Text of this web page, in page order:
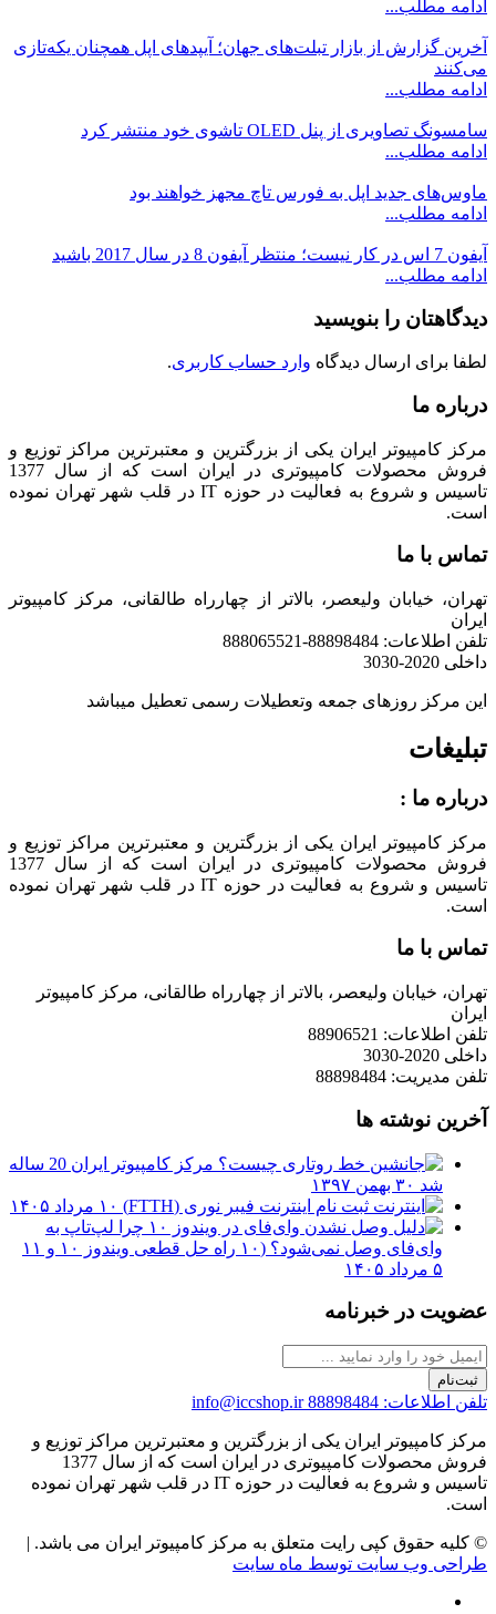
ادامه مطلب...
آخرین گزارش از بازار تبلت‌های جهان؛ آیپدهای اپل همچنان یکه‌تازی
می‌کنند
ادامه مطلب...
سامسونگ تصاویری از پنل OLED تاشوی خود منتشر کرد
ادامه مطلب...
ماوس‌های جدید اپل به فورس تاچ مجهز خواهند بود
ادامه مطلب...
آیفون 7 اس در کار نیست؛ منتظر آیفون 8 در سال 2017 باشید
ادامه مطلب...
دیدگاهتان را بنویسید
لطفا برای ارسال دیدگاه وارد حساب کاربری.
درباره ما
مرکز کامپیوتر ایران یکی از بزرگترین و معتبرترین مراکز توزیع و
فروش محصولات کامپیوتری در ایران است که از سال 1377
تاسیس و شروع به فعالیت در حوزه IT در قلب شهر تهران نموده
است.
تماس با ما
تهران، خیابان ولیعصر، بالاتر از چهارراه طالقانی، مرکز کامپیوتر
ایران
تلفن اطلاعات: 88898484-888065521
داخلی 2020-3030
این مرکز روزهای جمعه وتعطیلات رسمی تعطیل میباشد
تبلیغات
درباره ما :
مرکز کامپیوتر ایران یکی از بزرگترین و معتبرترین مراکز توزیع و
فروش محصولات کامپیوتری در ایران است که از سال 1377
تاسیس و شروع به فعالیت در حوزه IT در قلب شهر تهران نموده
است.
تماس با ما
تهران، خیابان ولیعصر، بالاتر از چهارراه طالقانی، مرکز کامپیوتر
ایران
تلفن اطلاعات: 88906521
داخلی 2020-3030
تلفن مدیریت: 88898484
آخرین نوشته ها
مرکز کامپیوتر ایران 20 ساله
شد ۳۰ بهمن ۱۳۹۷
ثبت نام اینترنت فیبر نوری (FTTH)
۱۰ مرداد ۱۴۰۵
چرا لپ‌تاپ به
وای‌فای وصل نمی‌شود؟ (۱۰ راه حل قطعی ویندوز ۱۰ و ۱۱
۵ مرداد ۱۴۰۵
عضویت در خبرنامه
ثبت‌نام
تلفن اطلاعات: 88898484 info@iccshop.ir
مرکز کامپیوتر ایران یکی از بزرگترین و معتبرترین مراکز توزیع و
فروش محصولات کامپیوتری در ایران است که از سال 1377
تاسیس و شروع به فعالیت در حوزه IT در قلب شهر تهران نموده
است.
© کلیه حقوق کپی رایت متعلق به مرکز کامپیوتر ایران می باشد. |
طراحی وب سایت توسط ماه سایت